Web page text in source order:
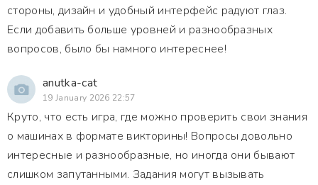
стороны, дизайн и удобный интерфейс радуют глаз.
Если добавить больше уровней и разнообразных
вопросов, было бы намного интереснее!
anutka-cat
19 January 2026 22:57
Круто, что есть игра, где можно проверить свои знания
о машинах в формате викторины! Вопросы довольно
интересные и разнообразные, но иногда они бывают
слишком запутанными. Задания могут вызывать